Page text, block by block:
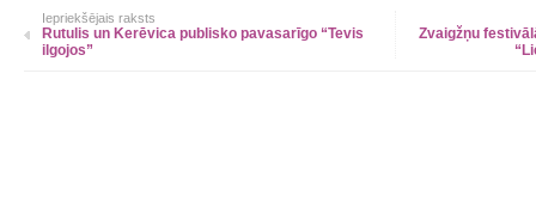
Iepriekšējais raksts
Rutulis un Kerēvica publisko pavasarīgo “Tevis
ilgojos”
Zvaigžņu